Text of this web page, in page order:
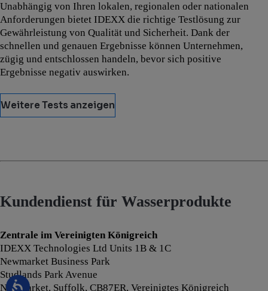
Unabhängig von Ihren lokalen, regionalen oder nationalen
Anforderungen bietet IDEXX die richtige Testlösung zur
Gewährleistung von Qualität und Sicherheit. Dank der
schnellen und genauen Ergebnisse können Unternehmen,
zügig und entschlossen handeln, bevor sich positive
Ergebnisse negativ auswirken.
Weitere Tests anzeigen
Kundendienst für Wasserprodukte
Zentrale im Vereinigten Königreich
IDEXX Technologies Ltd Units 1B & 1C
Newmarket Business Park
Studlands Park Avenue
Newmarket, Suffolk, CB87ER, Vereinigtes Königreich